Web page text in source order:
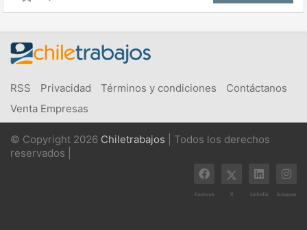
RSS Privacidad Términos y condiciones
Contáctanos
Venta Empresas
© Copyright 2026 Chiletrabajos | Todos los derechos
reservados |
Facebook X Linkedin Instagram